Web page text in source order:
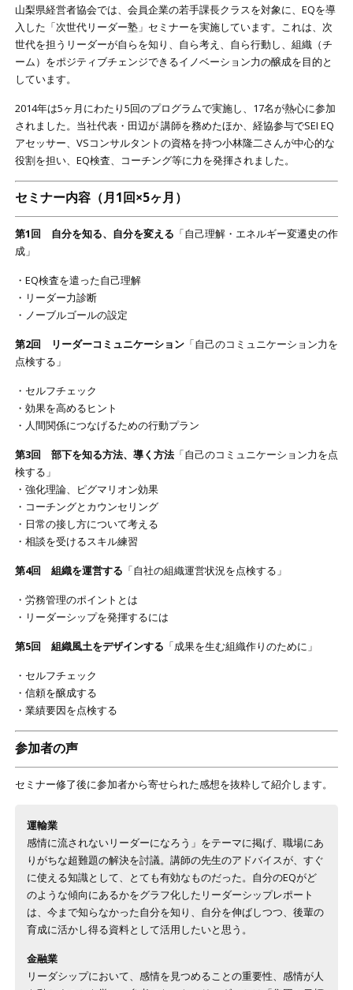
山梨県経営者協会では、会員企業の若手課長クラスを対象に、EQを導
入した「次世代リーダー塾」セミナーを実施しています。これは、次
世代を担うリーダーが自らを知り、自ら考え、自ら行動し、組織（チ
ーム）をポジティブチェンジできるイノベーション力の醸成を目的と
しています。
2014年は5ヶ月にわたり5回のプログラムで実施し、17名が熱心に参加
されました。当社代表・田辺が 講師を務めたほか、経協参与でSEI EQ
アセッサー、VSコンサルタントの資格を持つ小林隆二さんが中心的な
役割を担い、EQ検査、コーチング等に力を発揮されました。
セミナー内容（月1回×5ヶ月）
第1回 自分を知る、自分を変える 「自己理解・エネルギー変遷史の作
成」
・EQ検査を遣った自己理解
・リーダー力診断
・ノーブルゴールの設定
第2回 リーダーコミュニケーション「自己のコミュニケーション力を
点検する」
・セルフチェック
・効果を高めるヒント
・人間関係につなげるための行動プラン
第3回 部下を知る方法、導く方法「自己のコミュニケーション力を点
検する」
・強化理論、ピグマリオン効果
・コーチングとカウンセリング
・日常の接し方について考える
・相談を受けるスキル練習
第4回 組織を運営する 「自社の組織運営状況を点検する」
・労務管理のポイントとは
・リーダーシップを発揮するには
第5回 組織風土をデザインする 「成果を生む組織作りのために」
・セルフチェック
・信頼を醸成する
・業績要因を点検する
参加者の声
セミナー修了後に参加者から寄せられた感想を抜粋して紹介します。
運輸業
感情に流されないリーダーになろう」をテーマに掲げ、職場にあ
りがちな超難題の解決を討議。講師の先生のアドバイスが、すぐ
に使える知識として、とても有効なものだった。自分のEQがど
のような傾向にあるかをグラフ化したリーダーシップレポート
は、今まで知らなかった自分を知り、自分を伸ばしつつ、後輩の
育成に活かし得る資料として活用したいと思う。
金融業
リーダシップにおいて、感情を見つめることの重要性、感情が人